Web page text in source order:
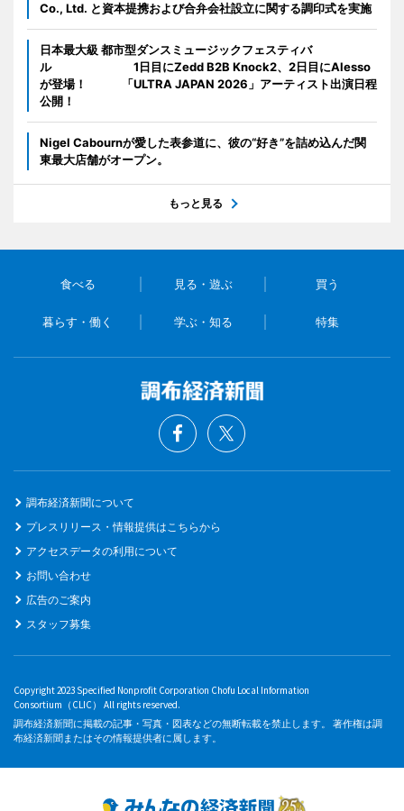
Co., Ltd. と資本提携および合弁会社設立に関する調印式を実施
日本最大級 都市型ダンスミュージックフェスティバ
ル 1日目にZedd B2B Knock2、2日目にAlesso
が登場！ 「ULTRA JAPAN 2026」アーティスト出演日程
公開！
Nigel Cabournが愛した表参道に、彼の“好き”を詰め込んだ関
東最大店舗がオープン。
もっと見る
食べる 見る・遊ぶ 買う
暮らす・働く 学ぶ・知る 特集
調布経済新聞について
プレスリリース・情報提供はこちらから
アクセスデータの利用について
お問い合わせ
広告のご案内
スタッフ募集
Copyright 2023 Specified Nonprofit Corporation Chofu Local Information
Consortium（CLIC） All rights reserved.
調布経済新聞に掲載の記事・写真・図表などの無断転載を禁止します。 著作権は調
布経済新聞またはその情報提供者に属します。